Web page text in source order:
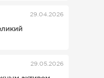
29.04.2026
29.05.2026